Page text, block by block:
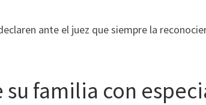
ante el juez que siempre la
familia con